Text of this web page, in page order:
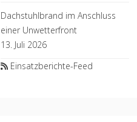
Dachstuhlbrand im Anschluss
einer Unwetterfront
13. Juli 2026
Einsatzberichte-Feed